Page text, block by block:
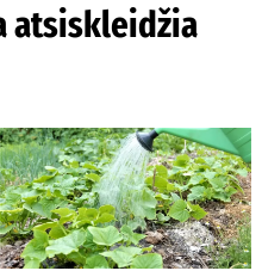
atsiskleidžia